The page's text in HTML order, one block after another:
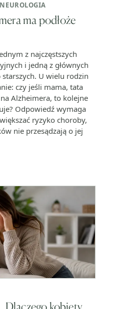
NEUROLOGIA
ma podłoże
z najczęstszych
i jedną z głównych
U wielu rodzin
czy jeśli mama, tata
Alzheimera, to kolejne
Odpowiedź wymaga
ryzyko choroby,
nie przesądzają o jej